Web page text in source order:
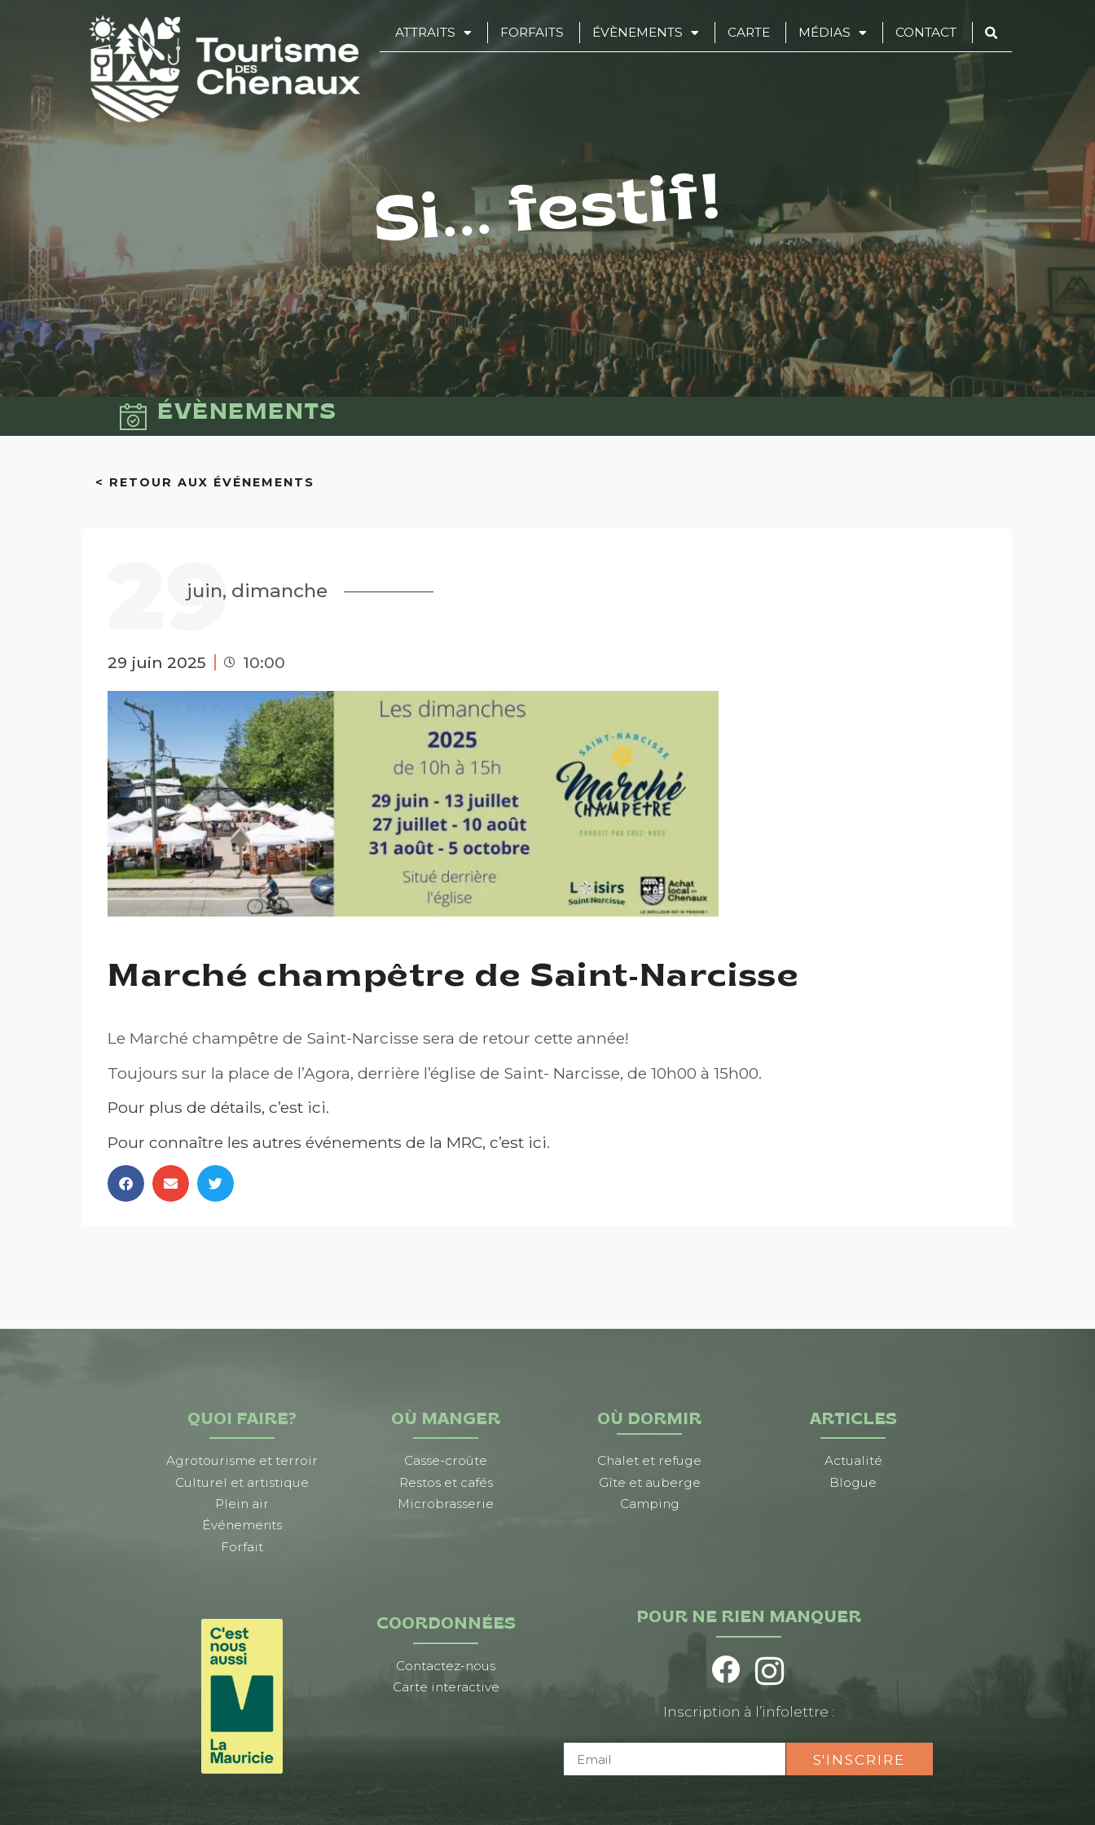
ATTRAITS FORFAITS ÉVÈNEMENTS CARTE MÉDIAS CONTACT
Si... festif!
ÉVÈNEMENTS
< RETOUR AUX ÉVÉNEMENTS
29
juin, dimanche
29 juin 2025 10:00
Marché champêtre de Saint-Narcisse
Le Marché champêtre de Saint-Narcisse sera de retour cette année!
Toujours sur la place de l’Agora, derrière l’église de Saint- Narcisse, de 10h00 à 15h00.
Pour plus de détails, c’est ici.
Pour connaître les autres événements de la MRC, c’est ici.
QUOI FAIRE?
Agrotourisme et terroir
Culturel et artistique
Plein air
Événements
Forfait
OÙ MANGER
Casse-croûte
Restos et cafés
Microbrasserie
OÙ DORMIR
Chalet et refuge
Gîte et auberge
Camping
ARTICLES
Actualité
Blogue
COORDONNÉES
Contactez-nous
Carte interactive
POUR NE RIEN MANQUER
Inscription à l’infolettre :
S'INSCRIRE